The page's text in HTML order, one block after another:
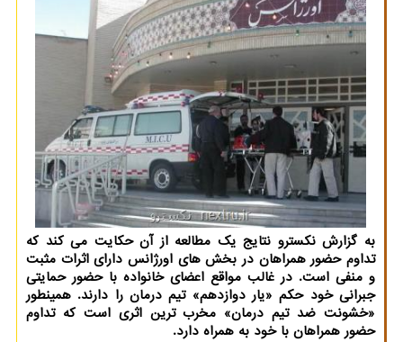
به گزارش نكسترو نتایج یك مطالعه از آن حكایت می كند كه
تداوم حضور همراهان در بخش های اورژانس دارای اثرات مثبت
و منفی است. در غالب مواقع اعضای خانواده با حضور حمایتی
جبرانی خود حكم «یار دوازدهم» تیم درمان را دارند. همینطور
«خشونت ضد تیم درمان» مخرب ترین اثری است كه تداوم
حضور همراهان با خود به همراه دارد.